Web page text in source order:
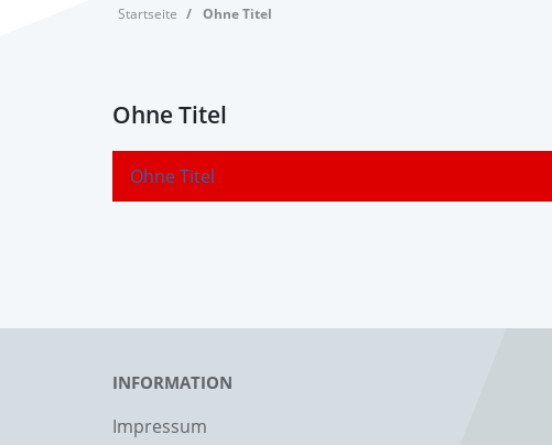
Startseite Ohne Titel
Ohne Titel
Ohne Titel
INFORMATION
Impressum